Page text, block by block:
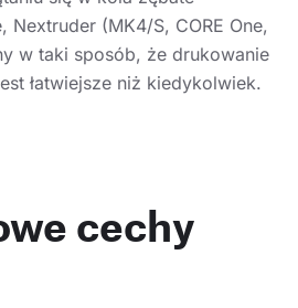
Nextruder (MK4/S, CORE One,
w taki sposób, że drukowanie
łatwiejsze niż kiedykolwiek.
cechy